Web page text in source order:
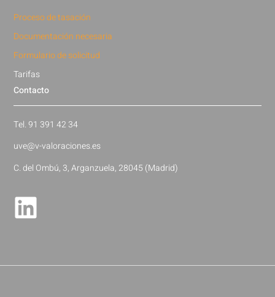
Contacto
Tel. 91 391 42 34
uve@v-valoraciones.es
C. del Ombú, 3, Arganzuela, 28045 (Madrid)
Proceso de tasación
Documentación necesaria
Formulario de solicitud
Tarifas